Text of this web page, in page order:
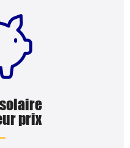
prix